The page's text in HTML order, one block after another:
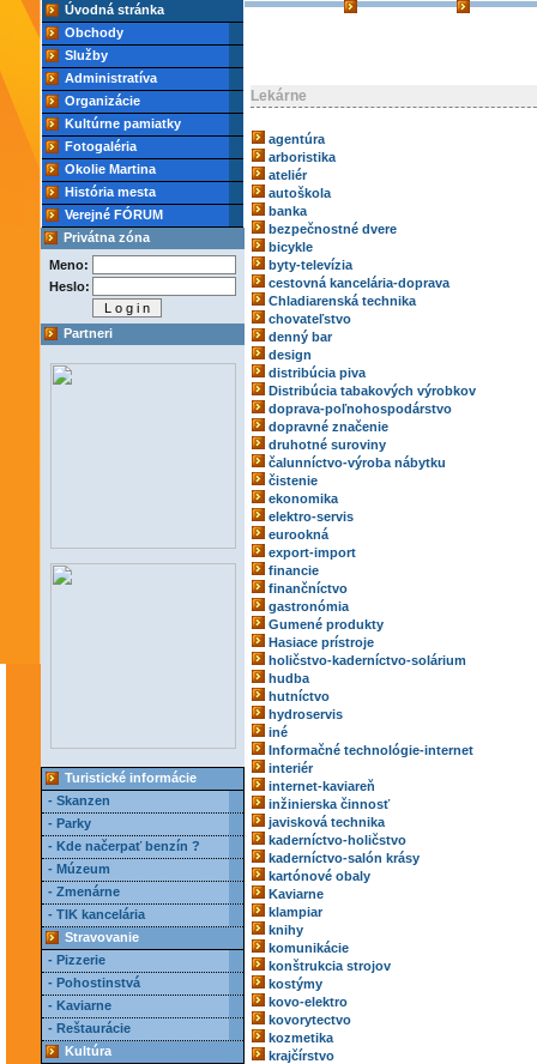
Úvodná stránka
Obchody
Služby
Administratíva
Organizácie
Kultúrne pamiatky
Fotogaléria
Okolie Martina
História mesta
Verejné FÓRUM
Privátna zóna
Meno:
Heslo:
Partneri
Turistické informácie
- Skanzen
- Parky
- Kde načerpať benzín ?
- Múzeum
- Zmenárne
- TIK kancelária
Stravovanie
- Pizzerie
- Pohostinstvá
- Kaviarne
- Reštaurácie
Kultúra
Lekárne
agentúra
arboristika
ateliér
autoškola
banka
bezpečnostné dvere
bicykle
byty-televízia
cestovná kancelária-doprava
Chladiarenská technika
chovateľstvo
denný bar
design
distribúcia piva
Distribúcia tabakových výrobkov
doprava-poľnohospodárstvo
dopravné značenie
druhotné suroviny
čalunníctvo-výroba nábytku
čistenie
ekonomika
elektro-servis
eurookná
export-import
financie
finančníctvo
gastronómia
Gumené produkty
Hasiace prístroje
holičstvo-kaderníctvo-solárium
hudba
hutníctvo
hydroservis
iné
Informačné technológie-internet
interiér
internet-kaviareň
inžinierska činnosť
javisková technika
kaderníctvo-holičstvo
kaderníctvo-salón krásy
kartónové obaly
Kaviarne
klampiar
knihy
komunikácie
konštrukcia strojov
kostýmy
kovo-elektro
kovorytectvo
kozmetika
krajčírstvo